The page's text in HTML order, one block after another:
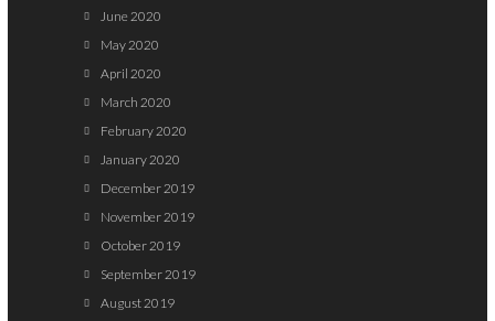
June 2020
May 2020
April 2020
March 2020
February 2020
January 2020
December 2019
November 2019
October 2019
September 2019
August 2019